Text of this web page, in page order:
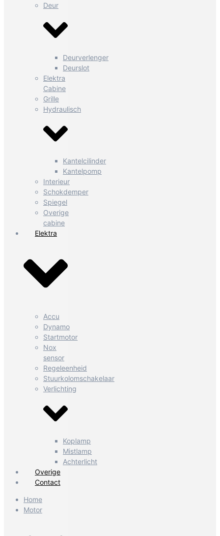
Deur
Deurverlenger
Deurslot
Elektra
Cabine
Grille
Hydraulisch
Kantelcilinder
Kantelpomp
Interieur
Schokdemper
Spiegel
Overige
cabine
Elektra
Accu
Dynamo
Startmotor
Nox
sensor
Regeleenheid
Stuurkolomschakelaar
Verlichting
Koplamp
Mistlamp
Achterlicht
Overige
Contact
Home
Motor